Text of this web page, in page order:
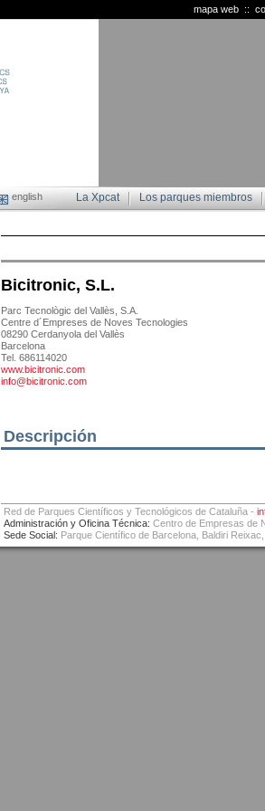
::
mapa web
english Los parques miembros
La Xpcat
Bicitronic, S.L.
Parc Tecnològic del Vallès, S.A.
Centre d´Empreses de Noves Tecnologies
08290 Cerdanyola del Vallès
Barcelona
Tel. 686114020
www.bicitronic.com
info@bicitronic.com
Descripción
Red de Parques Científicos y Tecnológicos de Cataluña -
Administración y Oficina Técnica: Centro de Empresas de
Sede Social: Parque Científico de Barcelona, Baldiri